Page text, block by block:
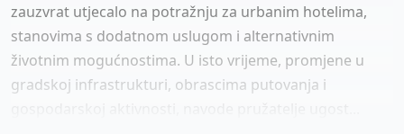
zauzvrat utjecalo na potražnju za urbanim hotelima,
stanovima s dodatnom uslugom i alternativnim
životnim mogućnostima. U isto vrijeme, promjene u
gradskoj infrastrukturi, obrascima putovanja i